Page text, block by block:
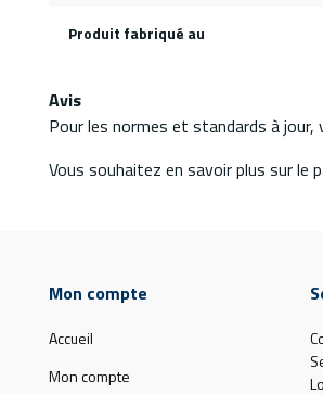
Produit fabriqué au
Avis
Pour les normes et standards à
Vous souhaitez en savoir plus sur le
Mon compte
Accueil
Mon compte